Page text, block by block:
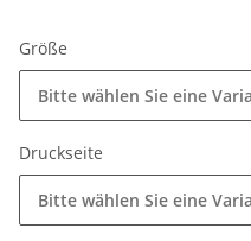
Größe
Bitte wählen Sie eine
Druckseite
Bitte wählen Sie eine